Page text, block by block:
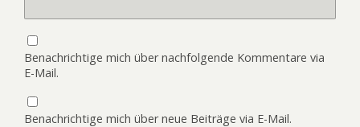
Benachrichtige mich über nachfolgende Kommentare via
E-Mail.
Benachrichtige mich über neue Beiträge via E-Mail.